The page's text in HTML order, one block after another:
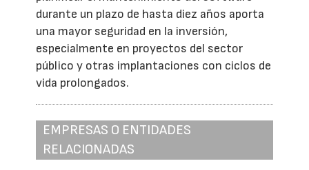
durante un plazo de hasta diez años aporta
una mayor seguridad en la inversión,
especialmente en proyectos del sector
público y otras implantaciones con ciclos de
vida prolongados.
EMPRESAS O ENTIDADES
RELACIONADAS